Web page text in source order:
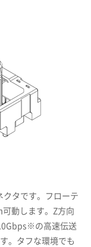
タです。フローテ
動します。Z方向
の高速伝送
。タフな環境でも